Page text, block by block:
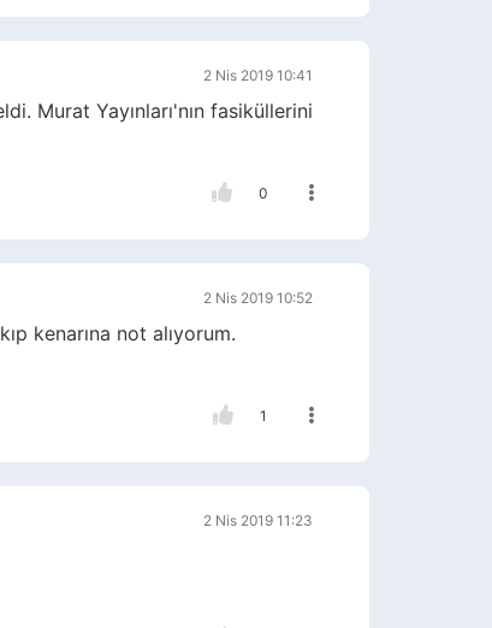
2 Nis 2019 10:41
Murat Yayınları'nın fasiküllerini
0
2 Nis 2019 10:52
kenarına not alıyorum.
1
2 Nis 2019 11:23